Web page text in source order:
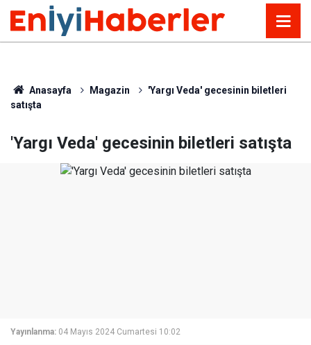
Anasayfa Magazin
'Yargı Veda' gecesinin biletleri
satışta
'Yargı Veda' gecesinin biletleri satışta
Yayınlanma: 04 Mayıs 2024 Cumartesi 10:02